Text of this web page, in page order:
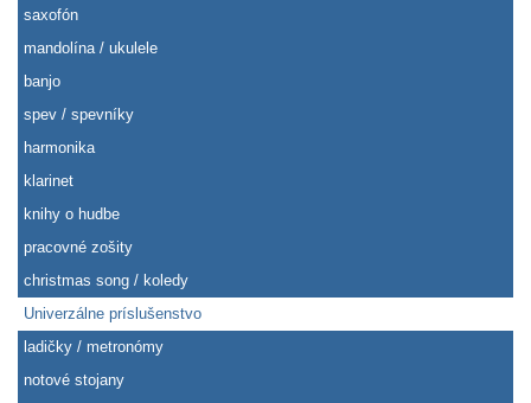
saxofón
mandolína / ukulele
banjo
spev / spevníky
harmonika
klarinet
knihy o hudbe
pracovné zošity
christmas song / koledy
Univerzálne príslušenstvo
ladičky / metronómy
notové stojany